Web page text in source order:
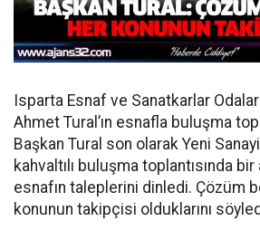
Isparta Esnaf ve Sanatkarlar
Ahmet Tural’ın esnafla buluşma
Başkan Tural son olarak Yeni
kahvaltılı buluşma toplantısında
esnafın taleplerini dinledi. Çözüm
konunun takipçisi olduklarını